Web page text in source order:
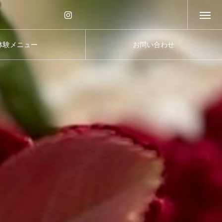
験メニュー お問い合わせ